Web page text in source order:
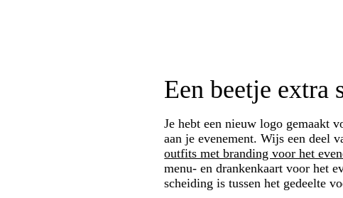
Een beetje extra
Je hebt een nieuw logo gemaakt
aan je evenement. Wijs een deel
outfits met branding voor het
menu- en drankenkaart voor het
scheiding is tussen het gedeelte